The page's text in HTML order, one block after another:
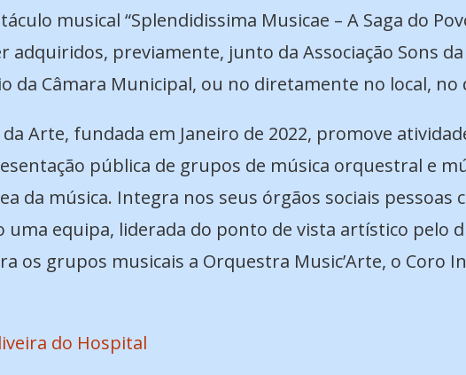
musical “Splendidissima Musicae – A Saga do
adquiridos, previamente, junto da Associação Sons
da Câmara Municipal, ou no diretamente no local, no
da Arte, fundada em Janeiro de 2022, promove
pública de grupos de música orquestral e
da música. Integra nos seus órgãos sociais
uma equipa, liderada do ponto de vista artístico pelo
os grupos musicais a Orquestra Music’Arte, o Coro
do Hospital